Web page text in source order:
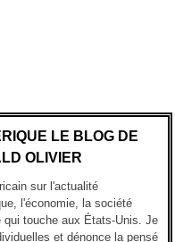
LE BLOG DE
OLIVIER
sur l'actualité
l'économie, la société
touche aux États-Unis. Je
et dénonce la pensé